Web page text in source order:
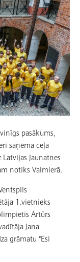
pasākums,
saņēma ceļa
Jaunatnes
notiks Valmierā.
1.vietnieks
Artūrs
Jana
grāmatu “Esi